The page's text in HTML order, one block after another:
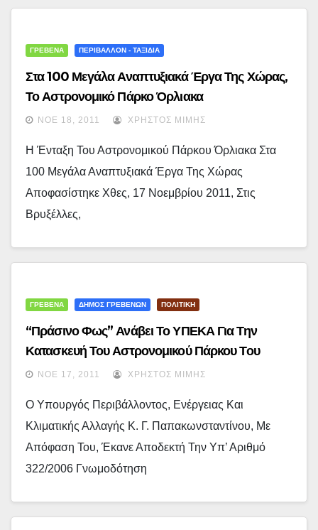
ΓΡΕΒΕΝΑ ΠΕΡΙΒΑΛΛΟΝ - ΤΑΞΙΔΙΑ
Στα 100 Μεγάλα Αναπτυξιακά Έργα Της Χώρας,
Το Αστρονομικό Πάρκο Όρλιακα
ΝΟΈ 18, 2011 ΧΡΉΣΤΟΣ ΜΊΜΗΣ
Η Ένταξη Του Αστρονομικού Πάρκου Όρλιακα Στα
100 Μεγάλα Αναπτυξιακά Έργα Της Χώρας
Αποφασίστηκε Χθες, 17 Νοεμβρίου 2011, Στις
Βρυξέλλες,
ΓΡΕΒΕΝΑ ΔΗΜΟΣ ΓΡΕΒΕΝΩΝ ΠΟΛΙΤΙΚΗ
“Πράσινο Φως” Ανάβει Το ΥΠΕΚΑ Για Την
Κατασκευή Του Αστρονομικού Πάρκου Του
Όρλιακα Και Του Παλαιοντολογικού Μουσείου
ΝΟΈ 17, 2011 ΧΡΉΣΤΟΣ ΜΊΜΗΣ
Ο Υπουργός Περιβάλλοντος, Ενέργειας Και
Κλιματικής Αλλαγής Κ. Γ. Παπακωνσταντίνου, Με
Απόφαση Του, Έκανε Αποδεκτή Την Υπ’ Αριθμό
322/2006 Γνωμοδότηση